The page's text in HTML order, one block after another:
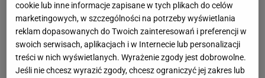
cookie lub inne informacje zapisane w tych plikach do celów
marketingowych, w szczególności na potrzeby wyświetlania
reklam dopasowanych do Twoich zainteresowań i preferencji w
swoich serwisach, aplikacjach i w Internecie lub personalizacji
treści w nich wyświetlanych. Wyrażenie zgody jest dobrowolne.
Jeśli nie chcesz wyrazić zgody, chcesz ograniczyć jej zakres lub